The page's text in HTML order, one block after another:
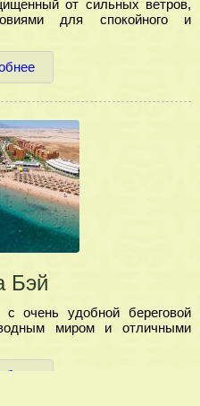
от сильных ветров,
для спокойного и
Бэй
очень удобной береговой
миром и отличными